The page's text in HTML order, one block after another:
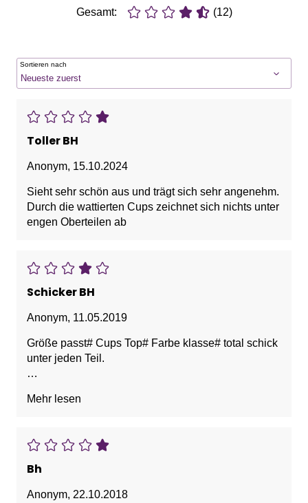
Gesamt: (12)
Sortieren nach
Toller BH
Anonym, 15.10.2024
Sieht sehr schön aus und trägt sich sehr angenehm.
Durch die wattierten Cups zeichnet sich nichts unter
engen Oberteilen ab
Schicker BH
Anonym, 11.05.2019
Größe passt# Cups Top# Farbe klasse# total schick
unter jeden Teil.
Dekolleté
Mehr lesen
Bh
Anonym, 22.10.2018